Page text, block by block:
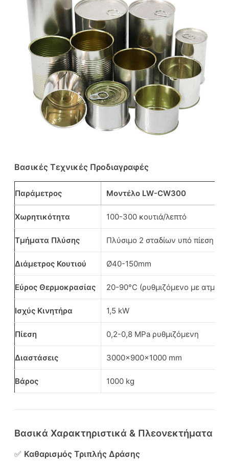
Βασικές Τεχνικές Προδιαγραφές
Παράμετρος Μοντέλο LW-CW300
Χωρητικότητα 100-300 κουτιά/λεπτό
Τμήματα Πλύσης Πλύσιμο 2 σταδίων υπό πίεση
Διάμετρος Κουτιού Ø40-150mm
Εύρος Θερμοκρασίας 20-90°C (ρυθμιζόμενο με ατμό)
Ισχύς Κινητήρα 1,5 kW
Πίεση 0,2-0,8 MPa ρυθμιζόμενη
Διαστάσεις 3000×900×1000 mm
Βάρος 1000 kg
Βασικά Χαρακτηριστικά & Πλεονεκτήματα
✅ Καθαρισμός Τριπλής Δράσης